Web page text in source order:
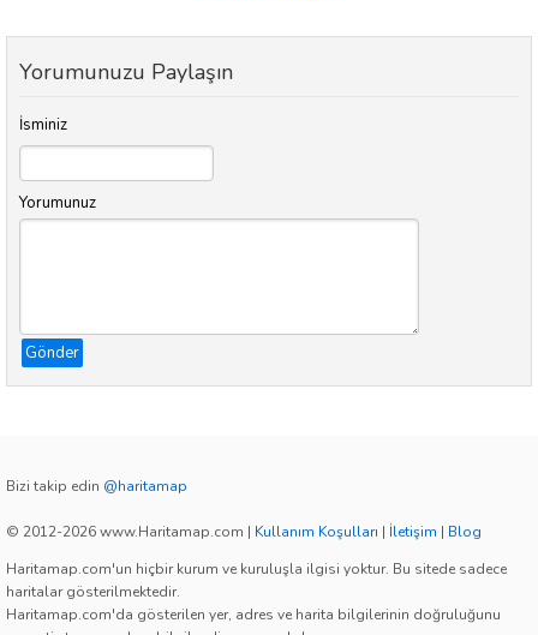
Yorumunuzu Paylaşın
İsminiz
Yorumunuz
Gönder
Bizi takip edin @haritamap
© 2012-2026 www.Haritamap.com | Kullanım Koşulları | İletişim | Blog
Haritamap.com'un hiçbir kurum ve kuruluşla ilgisi yoktur. Bu sitede sadece
haritalar gösterilmektedir.
Haritamap.com'da gösterilen yer, adres ve harita bilgilerinin doğruluğunu